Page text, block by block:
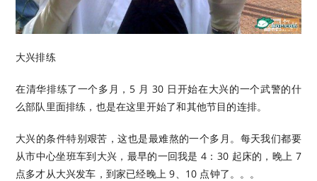
大兴排练
在清华排练了一个多月，5 月 30 日开始在大兴的一个武警的什
么部队里面排练，也是在这里开始了和其他节目的连排。
大兴的条件特别艰苦，这也是最难熬的一个多月。每天我们都要
从市中心坐班车到大兴，最早的一回我是 4：30 起床的，晚上 7
点多才从大兴发车，到家已经晚上 9、10 点钟了。。。